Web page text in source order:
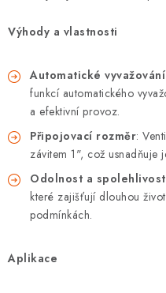
🎁 ODMĚNY ZA BODY
🏆 WESPO BONUS
KONTAKT
TOPENÁŘSKÁ AKADEMIE
OBCHODNÍ PODMÍNKY
Výhody a vlastnosti
Automatické
funkcí automatického
a efektivní provoz.
Připojovací rozměr:
závitem 1", což usnadňuje
Odolnost a spolehlivost
které zajišťují dlouhou
podmínkách.
Aplikace